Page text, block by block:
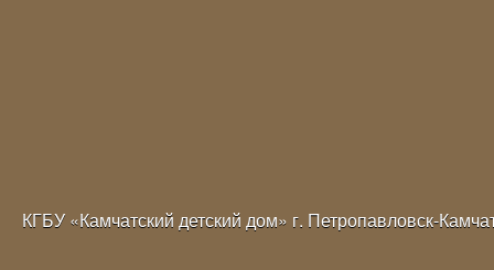
КГБУ «Камчатский детский дом» г. Петропавловск-